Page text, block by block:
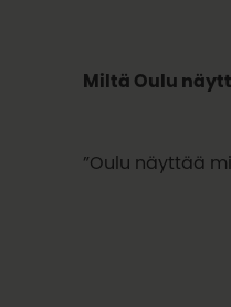
Miltä Oulu
”Oulu näyttää